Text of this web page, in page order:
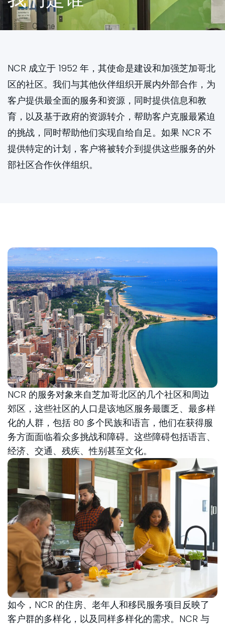
NCR 成立于 1952 年，其使命是建设和加强芝加哥北
区的社区。我们与其他伙伴组织开展内外部合作，为
客户提供最全面的服务和资源，同时提供信息和教
育，以及基于政府的资源转介，帮助客户克服最紧迫
的挑战，同时帮助他们实现自给自足。如果 NCR 不
提供特定的计划，客户将被转介到提供这些服务的外
部社区合作伙伴组织。
NCR 的服务对象来自芝加哥北区的几个社区和周边
郊区，这些社区的人口是该地区服务最匮乏、最多样
化的人群，包括 80 多个民族和语言，他们在获得服
务方面面临着众多挑战和障碍。这些障碍包括语言、
经济、交通、残疾、性别甚至文化。
如今，NCR 的住房、老年人和移民服务项目反映了
客户群的多样化，以及同样多样化的需求。NCR 与